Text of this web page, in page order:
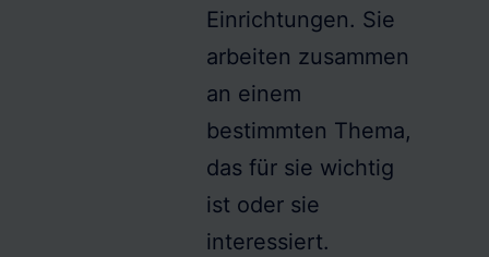
Einrichtungen. Sie
arbeiten zusammen
an einem
bestimmten Thema,
das für sie wichtig
ist oder sie
interessiert.